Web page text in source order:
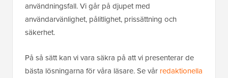
användningsfall. Vi går på djupet med
användarvänlighet, pålitlighet, prissättning och
säkerhet.
På så sätt kan vi vara säkra på att vi presenterar de
bästa lösningarna för våra läsare. Se vår redaktionella